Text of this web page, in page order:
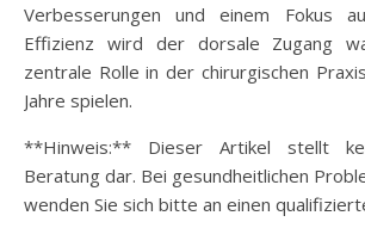
Verbesserungen und einem Fokus
Effizienz wird der dorsale Zugang
zentrale Rolle in der chirurgischen
Jahre spielen.
**Hinweis:** Dieser Artikel stellt
Beratung dar. Bei gesundheitlichen
wenden Sie sich bitte an einen